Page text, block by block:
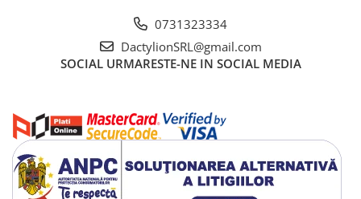
remorci, camioane si utilaje agricole, aceste capace reprezinta o
solutie practica atat pentru utilizatorii individuali, cat si pentru
ateliere auto, vulcanizari si administratori de flote.
0731323334
DactylionSRL@gmail.com
SOCIAL URMARESTE-NE IN SOCIAL MEDIA